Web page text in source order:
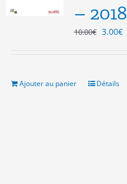
– 2018
10.00€ Le
10.00€.
3.00€Le
Ajouter au panier Détails